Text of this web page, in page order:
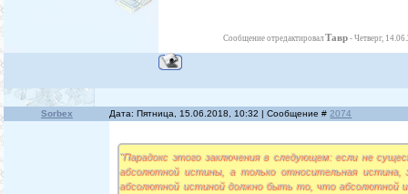
Сообщение отредактировалТавр -Четверг,
Sorbex Дата: Пятница, 15.06.2018, 10:32 | Сообщение #2074
"Парадокс этого заключения в следующем: если не
абсолютной истины, а только относительная истина,
абсолютной истиной должно быть то, что абсолютной